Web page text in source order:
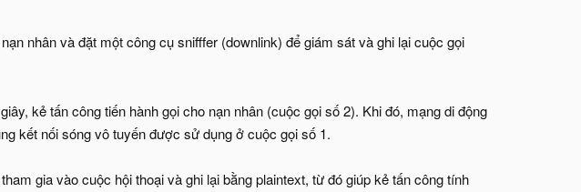
nhân và đặt một công cụ snifffer (downlink) để giám sát và ghi lại cuộc gọi
kẻ tấn công tiến hành gọi cho nạn nhân (cuộc gọi số 2). Khi đó, mạng di động
kết nối sóng vô tuyến được sử dụng ở cuộc gọi số 1.
gia vào cuộc hội thoại và ghi lại bằng plaintext, từ đó giúp kẻ tấn công tính